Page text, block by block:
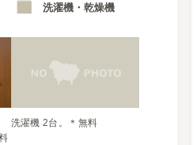
洗濯機・乾燥機